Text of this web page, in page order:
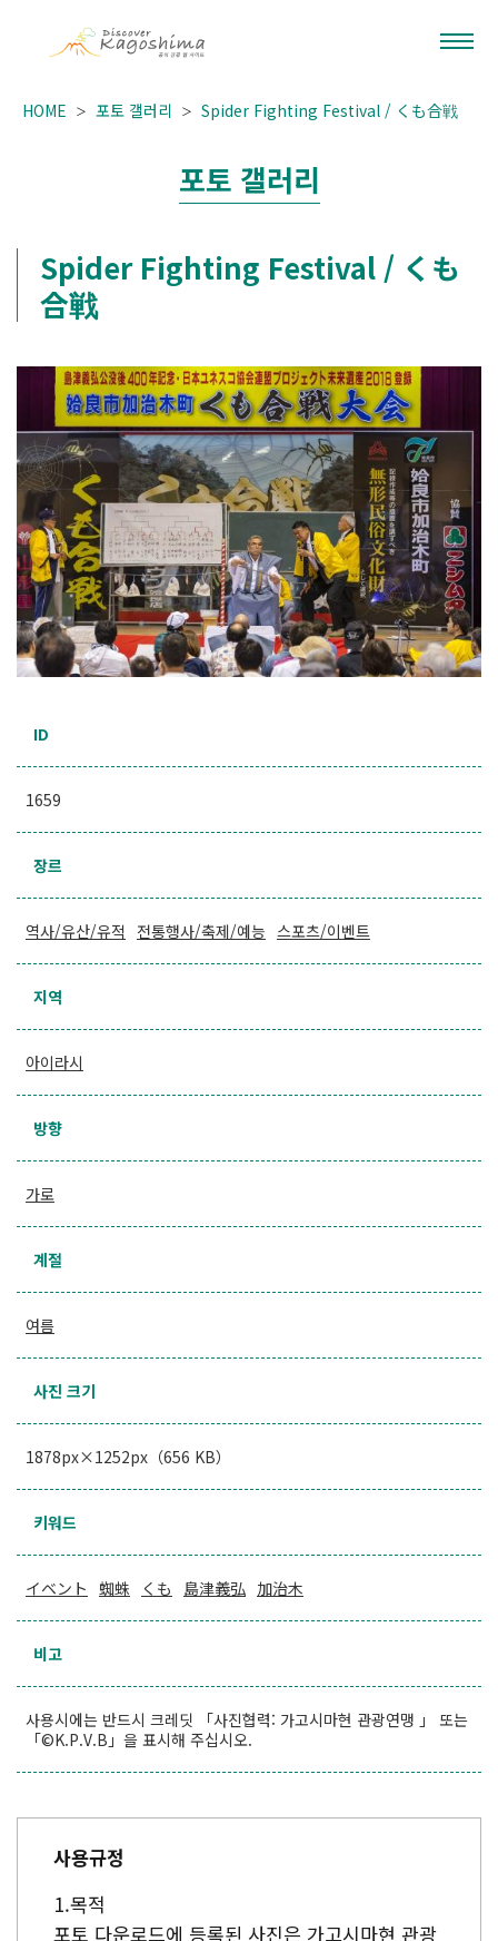
HOME 포토 갤러리 Spider Fighting Festival / くも合戦
포토 갤러리
Spider Fighting Festival / くも
合戦
ID
1659
장르
역사/유산/유적 전통행사/축제/예능 스포츠/이벤트
지역
아이라시
방향
가로
계절
여름
사진 크기
1878px×1252px（656 KB）
키워드
イベント 蜘蛛 くも 島津義弘 加治木
비고
사용시에는 반드시 크레딧 「사진협력: 가고시마현 관광연맹 」 또는
「©K.P.V.B」을 표시해 주십시오.
사용규정
목적
포토 다운로드에 등록된 사진은 가고시마현 관광